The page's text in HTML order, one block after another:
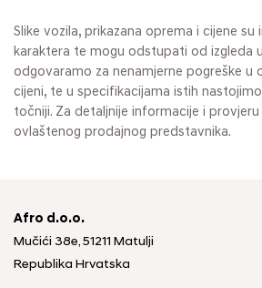
Slike vozila, prikazana oprema i cijene
karaktera te mogu odstupati od izgleda
odgovaramo za nenamjerne pogreške u
cijeni, te u specifikacijama istih
točniji. Za detaljnije informacije i
ovlaštenog prodajnog predstavnika.
Afro d.o.o.
Mučići 38e, 51211 Matulji
Republika Hrvatska